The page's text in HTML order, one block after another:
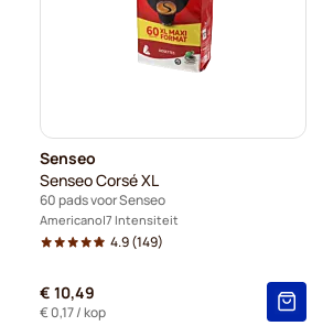
Senseo
Senseo Corsé XL
60 pads voor Senseo
Americano 7 Intensiteit
4.9(149)
€ 10,49
€ 0,17/ kop